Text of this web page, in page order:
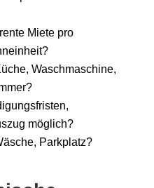
Miete pro
Waschmaschine,
möglich?
Parkplatz?